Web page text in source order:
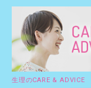
生理のCARE & ADVICE